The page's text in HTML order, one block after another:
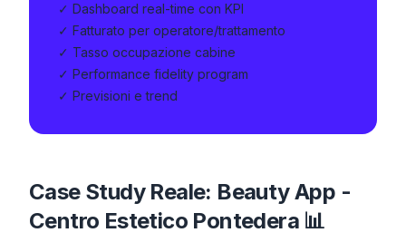
✓ Dashboard real-time con KPI
✓ Fatturato per operatore/trattamento
✓ Tasso occupazione cabine
✓ Performance fidelity program
✓ Previsioni e trend
Case Study Reale: Beauty App -
Centro Estetico Pontedera 📊